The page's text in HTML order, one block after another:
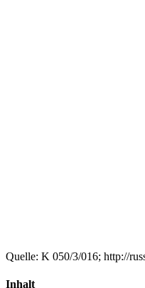
Quelle: K 050/3/016; http://
Inhalt